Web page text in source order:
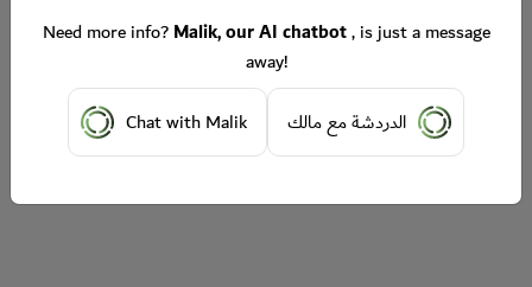
Need more info?Malik, our AI chatbot, is just a message
away!
Chat with Malik
الدردشة مع مالك